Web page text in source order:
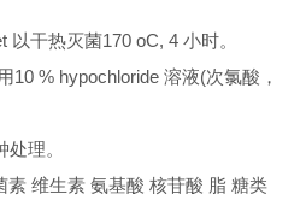
以干热灭菌170 oC, 4 小时。
10 % hypochloride 溶液(次氯酸，
理。
素 维生素 氨基酸 核苷酸 脂 糖类